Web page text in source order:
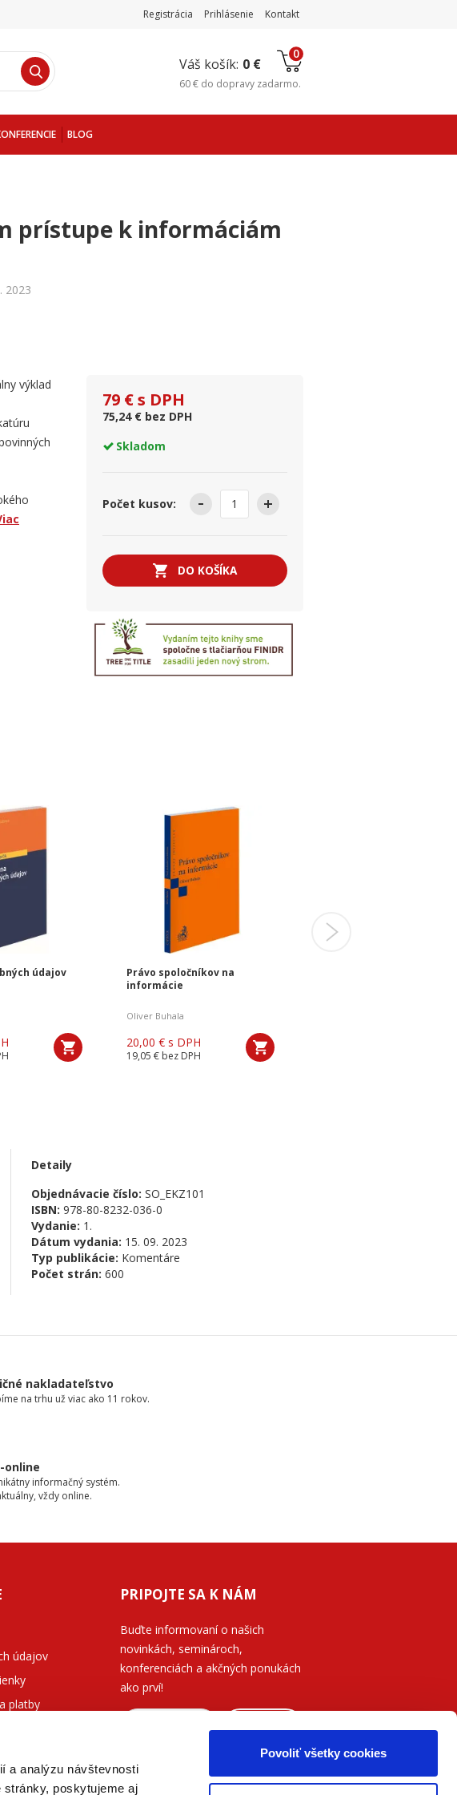
a analýzu návštevnosti
poskytujeme aj
Povoliť všetky cookies
Registrácia Prihlásenie Kontakt
Váš košík: 0 €
0
60 € do dopravy zadarmo.
BLOG
prístupe k informáciám
2023
79 € s DPH
75,24 € bez DPH
Skladom
Počet kusov:
DO KOŠÍKA
výklad
údajov
Právo spoločníkov na
informácie
Oliver Buhala
20,00 € s DPH
19,05 € bez DPH
Detaily
Objednávacie číslo: SO_EKZ101
ISBN: 978-80-8232-036-0
Vydanie: 1.
Dátum vydania: 15. 09. 2023
Typ publikácie: Komentáre
Počet strán: 600
nakladateľstvo
na trhu už viac ako 11 rokov.
online
informačný systém.
vždy online.
údajov
platby
PRIPOJTE SA K NÁM
Buďte informovaní o našich
novinkách, seminároch,
konferenciách a akčných ponukách
ako prví!
Prečítajte si, ako naše nakladateľstvo
nakladá s vašimi
osobnými údajmi.